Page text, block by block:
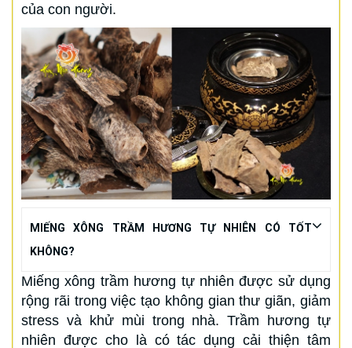
của con người.
MIẾNG XÔNG TRẦM HƯƠNG TỰ NHIÊN CÓ TỐT
KHÔNG?
Miếng xông trầm hương tự nhiên được sử dụng
rộng rãi trong việc tạo không gian thư giãn, giảm
stress và khử mùi trong nhà. Trầm hương tự
nhiên được cho là có tác dụng cải thiện tâm